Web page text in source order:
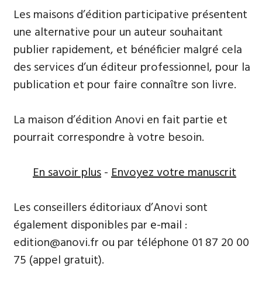
Les maisons d’édition participative présentent
une alternative pour un auteur souhaitant
publier rapidement, et bénéficier malgré cela
des services d’un éditeur professionnel, pour la
publication et pour faire connaître son livre.
La maison d’édition Anovi en fait partie et
pourrait correspondre à votre besoin.
En savoir plus-Envoyez votre manuscrit
Les conseillers éditoriaux d’Anovi sont
également disponibles par e-mail :
edition@anovi.fr ou par téléphone ​​0​1 87 20 00
75 (appel gratuit).